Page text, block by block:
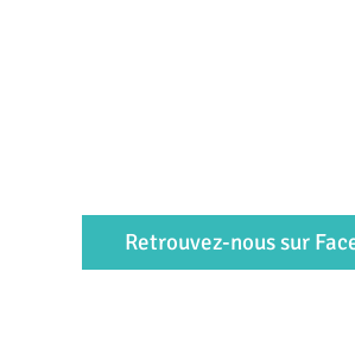
Retrouvez-nous sur